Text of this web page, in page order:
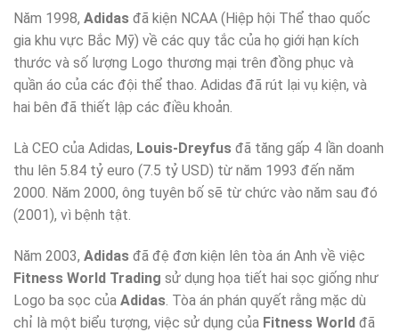
Năm 1998, Adidas đã kiện NCAA (Hiệp hội Thể thao quốc
gia khu vực Bắc Mỹ) về các quy tắc của họ giới hạn kích
thước và số lượng Logo thương mại trên đồng phục và
quần áo của các đội thể thao. Adidas đã rút lại vụ kiện, và
hai bên đã thiết lập các điều khoản.
Là CEO của Adidas, Louis-Dreyfus đã tăng gấp 4 lần doanh
thu lên 5.84 tỷ euro (7.5 tỷ USD) từ năm 1993 đến năm
2000. Năm 2000, ông tuyên bố sẽ từ chức vào năm sau đó
(2001), vì bệnh tật.
Năm 2003, Adidas đã đệ đơn kiện lên tòa án Anh về việc
Fitness World Trading sử dụng họa tiết hai sọc giống như
Logo ba sọc của Adidas . Tòa án phán quyết rằng mặc dù
chỉ là một biểu tượng, việc sử dụng của Fitness World đã